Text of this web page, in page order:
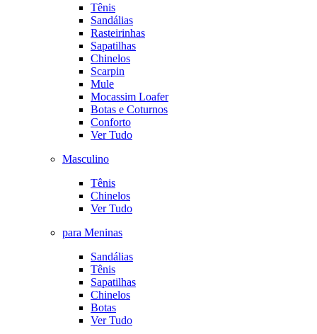
Tênis
Sandálias
Rasteirinhas
Sapatilhas
Chinelos
Scarpin
Mule
Mocassim Loafer
Botas e Coturnos
Conforto
Ver Tudo
Masculino
Tênis
Chinelos
Ver Tudo
para Meninas
Sandálias
Tênis
Sapatilhas
Chinelos
Botas
Ver Tudo